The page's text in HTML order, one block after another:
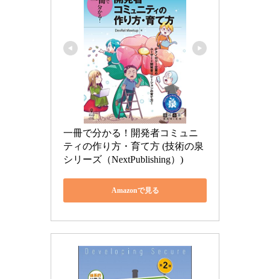
一冊で分かる！開発者コミュニ
ティの作り方・育て方 (技術の泉
シリーズ（NextPublishing）)
Amazonで見る